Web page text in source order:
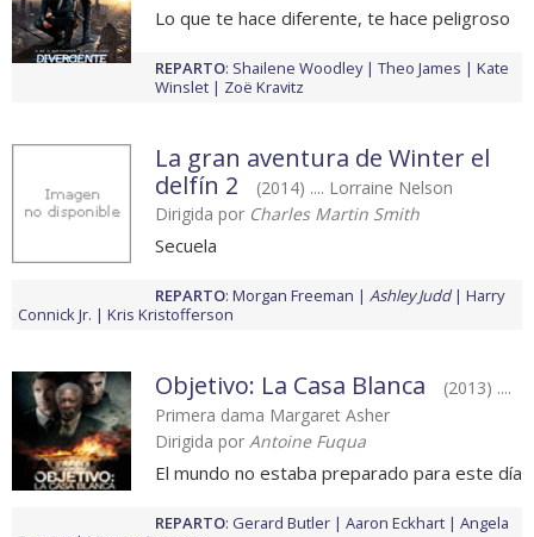
Lo que te hace diferente, te hace peligroso
REPARTO: Shailene Woodley Theo James
Kate
Winslet
Zoë Kravitz
La gran aventura de Winter el
delfín 2
(2014) .... Lorraine Nelson
Dirigida por Charles Martin Smith
Secuela
REPARTO: Morgan Freeman Ashley Judd
Harry
Connick Jr.
Kris Kristofferson
Objetivo: La Casa Blanca
(2013) ....
Primera dama Margaret Asher
Dirigida por Antoine Fuqua
El mundo no estaba preparado para este día
REPARTO: Gerard Butler Aaron Eckhart
Angela